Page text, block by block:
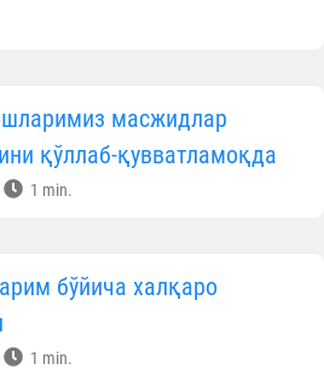
масжидлар
қўллаб-қувватламоқда
1 min.
бўйича халқаро
1 min.